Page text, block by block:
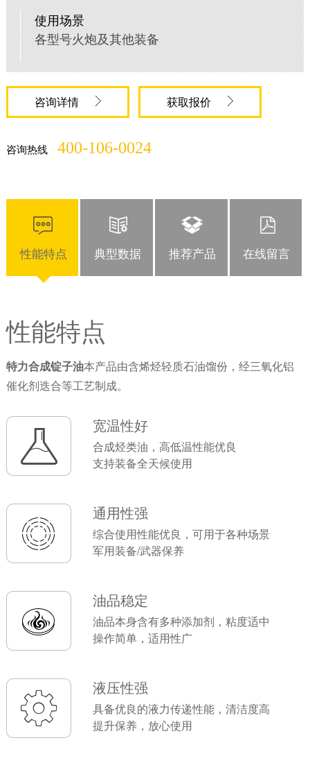
使用场景
各型号火炮及其他装备
咨询详情 获取报价
咨询热线 400-106-0024
性能特点 典型数据 推荐产品 在线留言
性能特点
特力合成锭子油本产品由含烯烃轻质石油馏份，经三氧化铝
催化剂迭合等工艺制成。
宽温性好
合成烃类油，高低温性能优良
支持装备全天候使用
通用性强
综合使用性能优良，可用于各种场景
军用装备/武器保养
油品稳定
油品本身含有多种添加剂，粘度适中
操作简单，适用性广
液压性强
具备优良的液力传递性能，清洁度高
提升保养，放心使用